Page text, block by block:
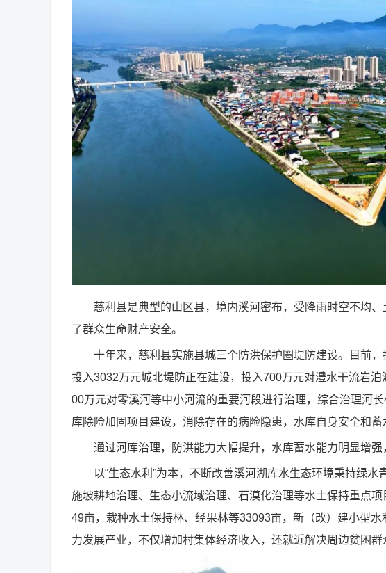
慈利县是典型的山区县，境内溪河密布，受降雨时空不均、
了群众生命财产安全。
十年来，慈利县实施县城三个防洪保护圈堤防建设。目前，
投入3032万元城北堤防正在建设，投入700万元对澧水干流岩
00万元对零溪河等中小河流的重要河段进行治理，综合治理河
库除险加固项目建设，消除存在的病险隐患，水库自身安全和蓄
通过河库治理，防洪能力大幅提升，水库蓄水能力明显增强
以“生态水利”为本，不断改善溪河湖库水生态环境秉持绿水
施坡耕地治理、生态小流域治理、石漠化治理等水土保持重点
49亩，栽种水土保持林、经果林等33093亩，新（改）建小型
力发展产业，不仅增加村集体经济收入，还就近解决周边贫困